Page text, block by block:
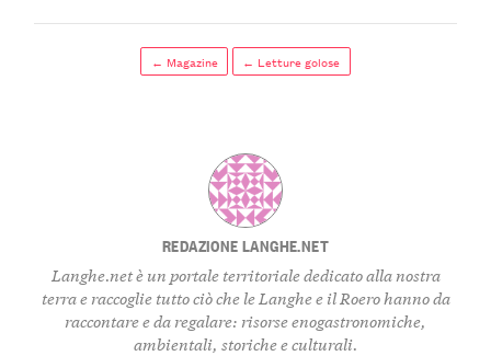
← Magazine ← Letture golose
REDAZIONE LANGHE.NET
Langhe.net è un portale territoriale dedicato alla nostra
terra e raccoglie tutto ciò che le Langhe e il Roero hanno da
raccontare e da regalare: risorse enogastronomiche,
ambientali, storiche e culturali.